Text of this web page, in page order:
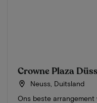
Crowne Plaza
Neuss, Duitsland
Ons beste